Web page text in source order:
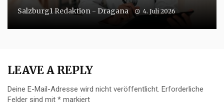
Salzburg1 Redaktion - Dragana 4. Juli 2026
LEAVE A REPLY
Deine E-Mail-Adresse wird nicht veröffentlicht. Erforderliche
Felder sind mit * markiert